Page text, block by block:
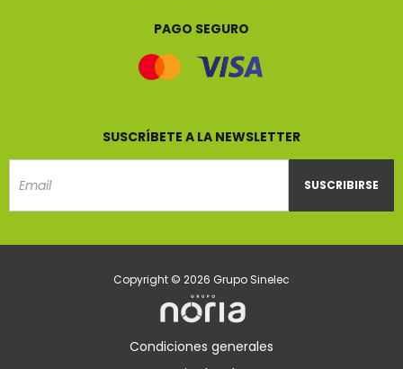
PAGO SEGURO
SUSCRÍBETE A LA NEWSLETTER
SUSCRIBIRSE
Copyright © 2026 Grupo Sinelec
Condiciones generales